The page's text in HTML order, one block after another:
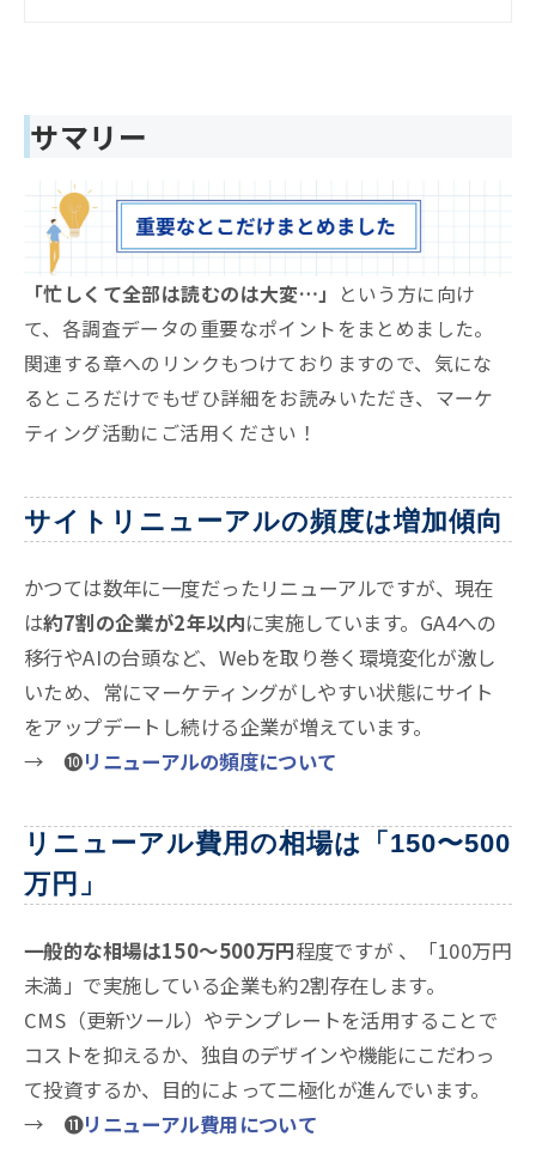
サマリー
「忙しくて全部は読むのは大変…」
という方に向け
て、各調査データの重要なポイントをまとめました。
関連する章へのリンクもつけておりますので、気にな
るところだけでもぜひ詳細をお読みいただき、マーケ
ティング活動にご活用ください！
サイトリニューアルの頻度は増加傾向
かつては数年に一度だったリニューアルですが、現在
は約7割の企業が2年以内に実施しています。GA4への
移行やAIの台頭など、Webを取り巻く環境変化が激し
いため、常にマーケティングがしやすい状態にサイト
をアップデートし続ける企業が増えています。
→ ❿リニューアルの頻度について
リニューアル費用の相場は「150〜500
万円」
一般的な相場は150〜500万円程度ですが 、「100万円
未満」で実施している企業も約2割存在します。
CMS（更新ツール）やテンプレートを活用することで
コストを抑えるか、独自のデザインや機能にこだわっ
て投資するか、目的によって二極化が進んでいます。
→ ⓫リニューアル費用について